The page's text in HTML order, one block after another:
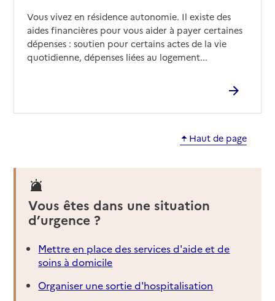
Vous vivez en résidence autonomie. Il existe des
aides financières pour vous aider à payer certaines
dépenses : soutien pour certains actes de la vie
quotidienne, dépenses liées au logement...
Haut de page
Vous êtes dans une situation
d’urgence ?
Mettre en place des services d'aide et de
soins à domicile
Organiser une sortie d'hospitalisation